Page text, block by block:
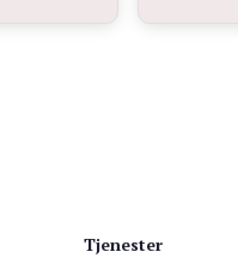
Tjenester